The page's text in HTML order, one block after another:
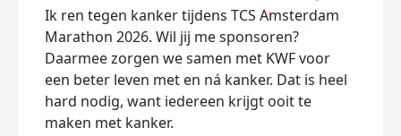
Ik ren tegen kanker tijdens TCS Amsterdam
Marathon 2026. Wil jij me sponsoren?
Daarmee zorgen we samen met KWF voor
een beter leven met en ná kanker. Dat is heel
hard nodig, want iedereen krijgt ooit te
maken met kanker.